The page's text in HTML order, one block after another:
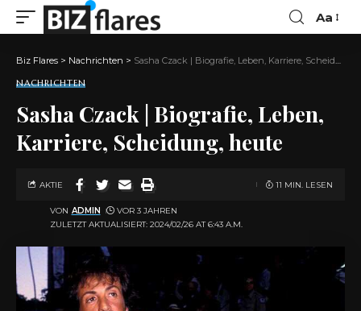
Aa
Biz Flares > Nachrichten > Sasha Czack | Biografie, Leben, Karriere, Scheidung, heute
NACHRICHTEN
Sasha Czack | Biografie, Leben,
Karriere, Scheidung, heute
ZULETZT AKTUALISIERT: 2024/02/26 AT 6:43 A.M.
VON ADMIN VOR 3 JAHREN
AKTIE 11 MIN. LESEN